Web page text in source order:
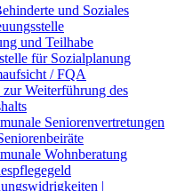
und Soziales
und Teilhabe
für Sozialplanung
/ FQA
Weiterführung des
Seniorenvertretungen
Wohnberatung
|